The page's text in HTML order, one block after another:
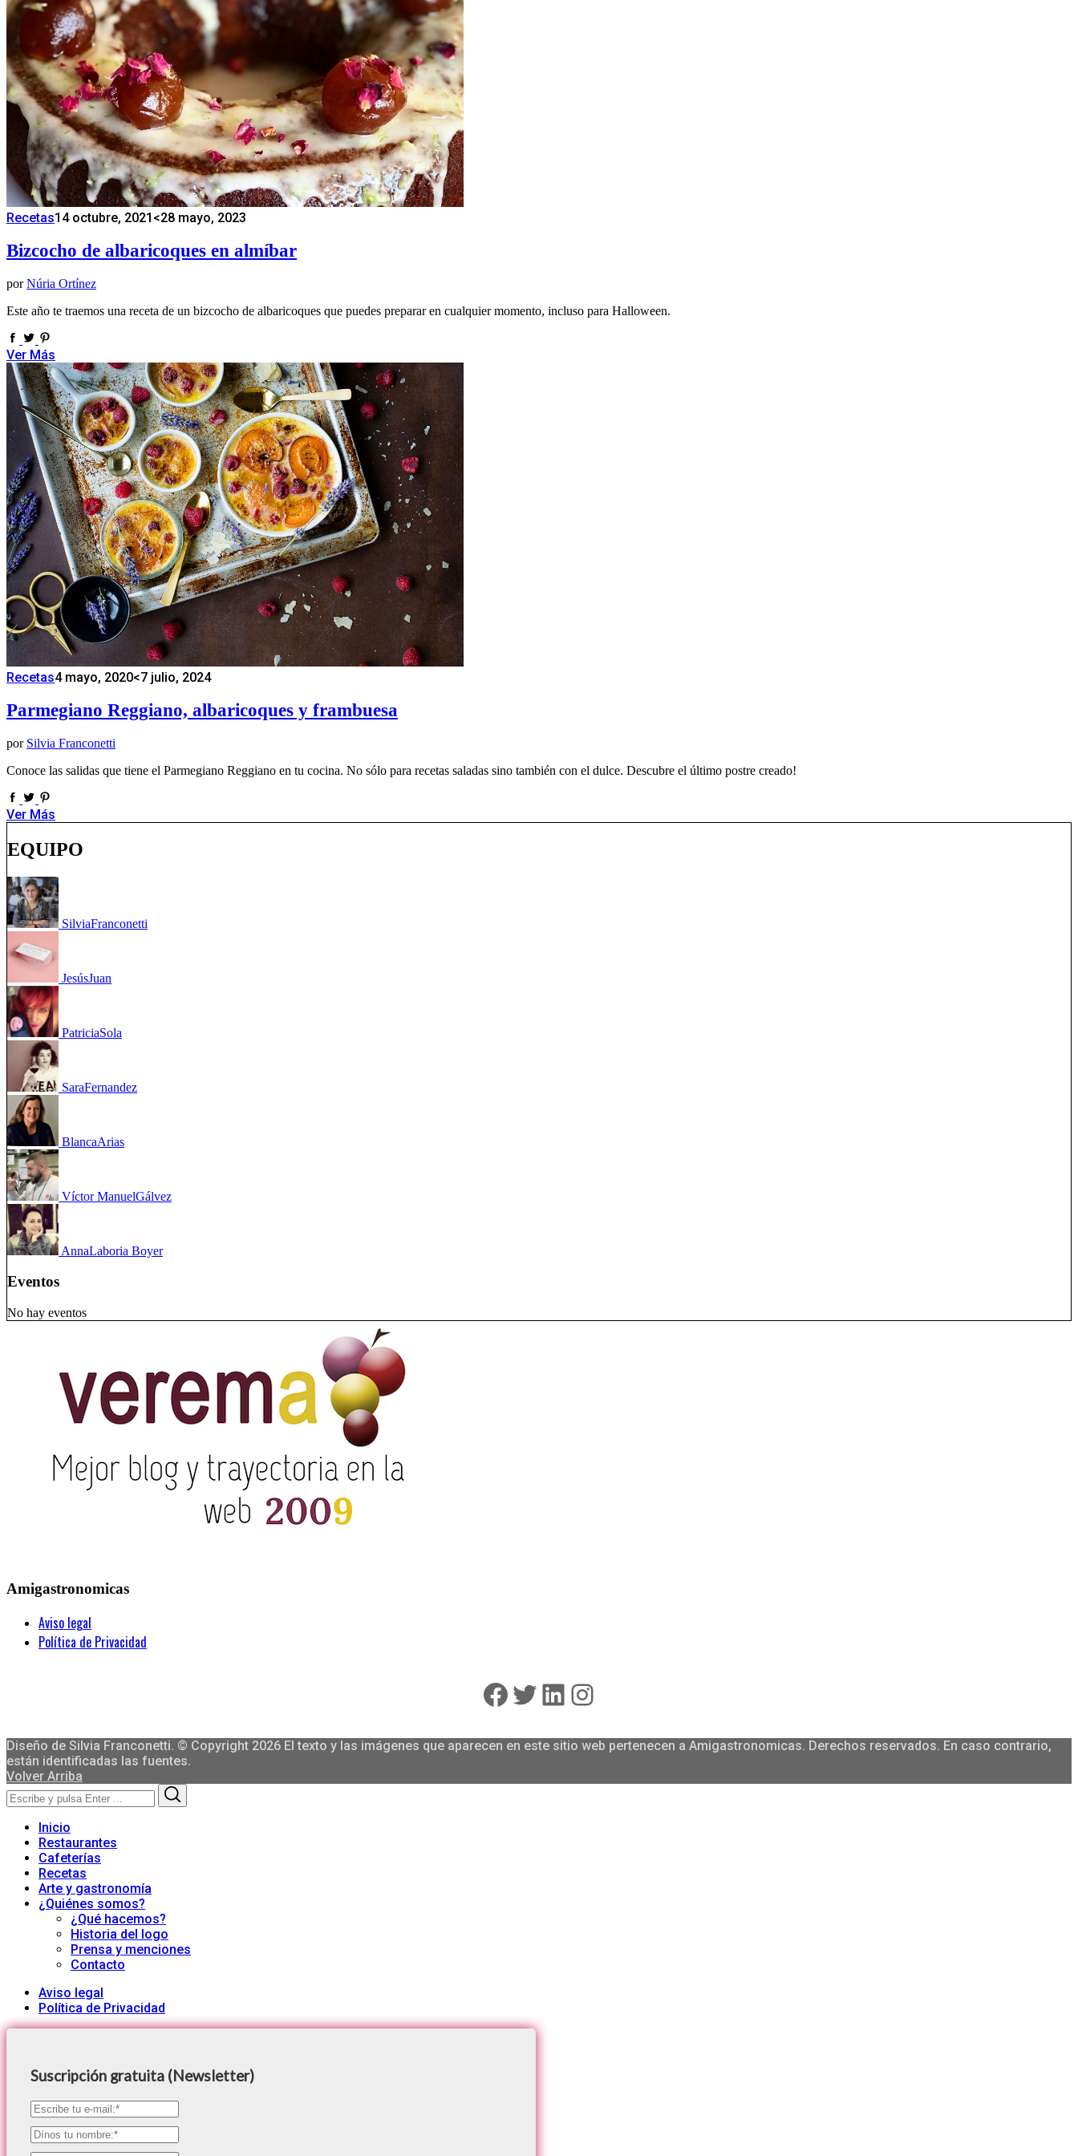
Recetas14 octubre, 2021 <28 mayo, 2023
Bizcocho de albaricoques en almíbar
por Núria Ortínez
Este año te traemos una receta de un bizcocho de albaricoques que puedes preparar en cualquier momento, incluso para Halloween.
Ver Más
Recetas4 mayo, 2020<7 julio, 2024
Parmegiano Reggiano, albaricoques y frambuesa
por Silvia Franconetti
Conoce las salidas que tiene el Parmegiano Reggiano en tu cocina. No sólo para recetas saladas sino también con el dulce. Descubre el último postre creado!
Ver Más
EQUIPO
SilviaFranconetti
JesúsJuan
PatriciaSola
SaraFernandez
BlancaArias
Víctor ManuelGálvez
AnnaLaboria Boyer
Eventos
No hay eventos
Amigastronomicas
Aviso legal
Política de Privacidad
Facebook
Twitter
LinkedIn
Instagram
Diseño de Silvia Franconetti. © Copyright 2026 El texto y las imágenes que aparecen en este sitio web pertenecen a Amigastronomicas. Derechos reservados. En caso contrario,
están identificadas las fuentes.
Volver Arriba
Search
for:
Inicio
Restaurantes
Cafeterías
Recetas
Arte y gastronomía
¿Quiénes somos?
¿Qué hacemos?
Historia del logo
Prensa y menciones
Contacto
Aviso legal
Política de Privacidad
Suscripción gratuita (Newsletter)